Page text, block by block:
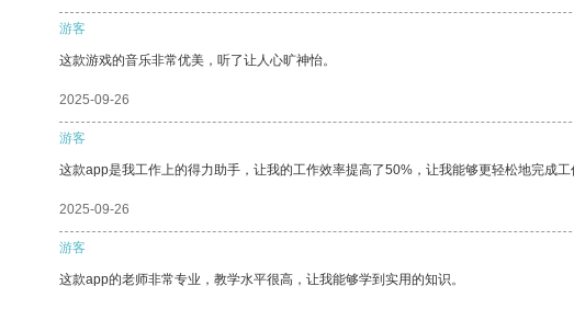
游客
这款游戏的音乐非常优美，听了让人心旷神怡。
2025-09-26
游客
这款app是我工作上的得力助手，让我的工作效率提高了50%，让我能够更轻松地完成工
2025-09-26
游客
这款app的老师非常专业，教学水平很高，让我能够学到实用的知识。